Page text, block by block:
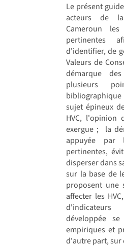
Le présent
acteurs de
Cameroun
pertinentes
d'identifier, de
Valeurs de
démarque
plusieurs
sujet épineux
HVC, l'opinion
exergue ;  la
appuyée par
pertinentes,
disperser dans
sur la base de
proposent une
affecter les
développée
empiriques et
d'autre part, sur